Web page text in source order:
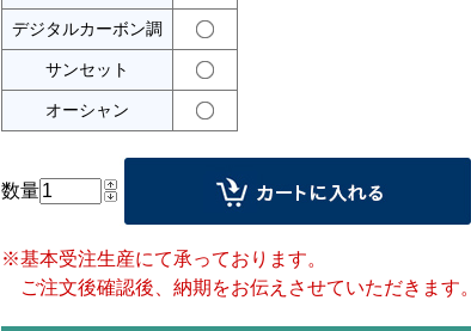
デジタルカーボン調
サンセット
オーシャン
数量
※基本受注生産にて承っております。
ご注文後確認後、納期をお伝えさせていただきます。